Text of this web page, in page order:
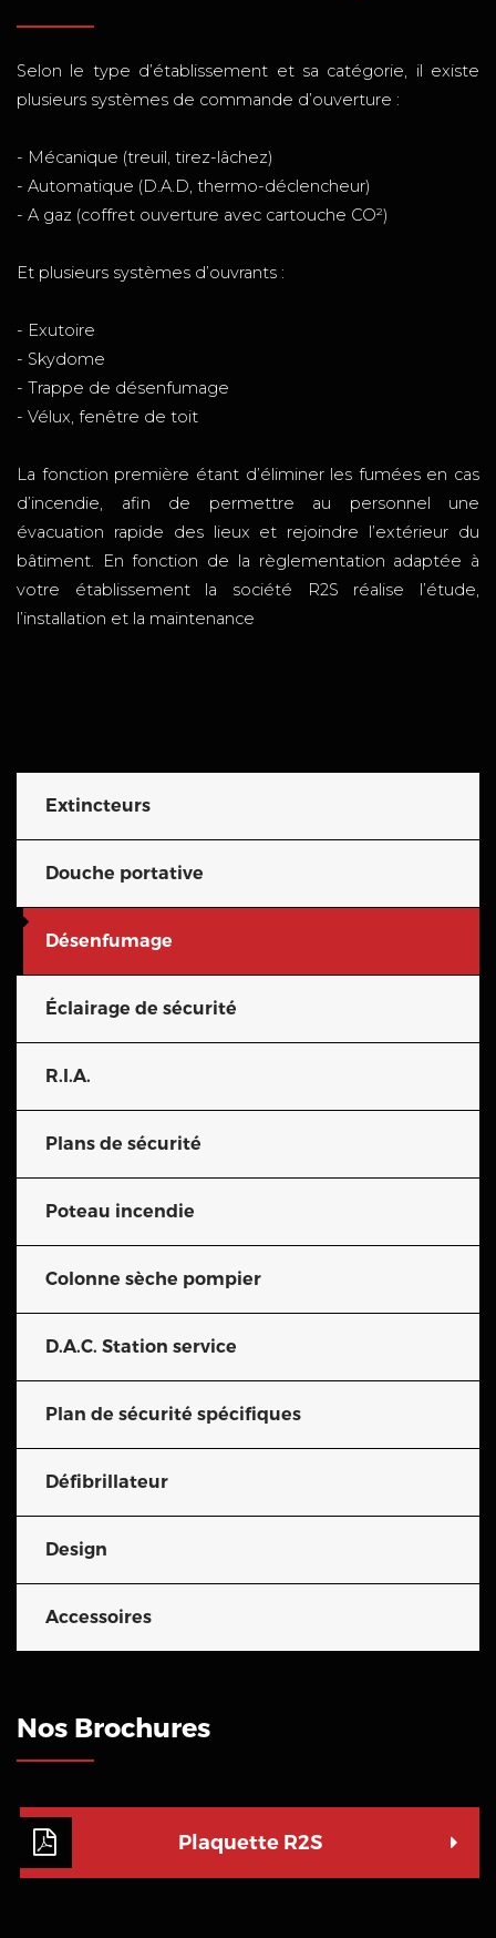
Selon le type d’établissement et sa catégorie, il existe
plusieurs systèmes de commande d’ouverture :
- Mécanique (treuil, tirez-lâchez)
- Automatique (D.A.D, thermo-déclencheur)
- A gaz (coffret ouverture avec cartouche CO²)
Et plusieurs systèmes d’ouvrants :
- Exutoire
- Skydome
- Trappe de désenfumage
- Vélux, fenêtre de toit
La fonction première étant d’éliminer les fumées en cas
d’incendie, afin de permettre au personnel une
évacuation rapide des lieux et rejoindre l’extérieur du
bâtiment. En fonction de la règlementation adaptée à
votre établissement la société R2S réalise l’étude,
l’installation et la maintenance
Extincteurs
Douche portative
Désenfumage
Éclairage de sécurité
R.I.A.
Plans de sécurité
Poteau incendie
Colonne sèche pompier
D.A.C. Station service
Plan de sécurité spécifiques
Défibrillateur
Design
Accessoires
Nos Brochures
Plaquette R2S